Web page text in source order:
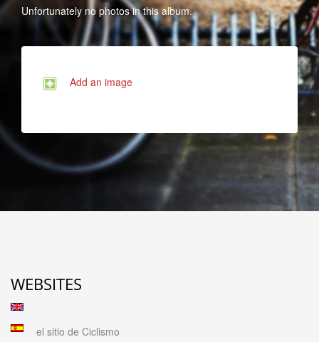
Unfortunately no photos in this album.
Add an image
WEBSITES
el sitio de Ciclismo